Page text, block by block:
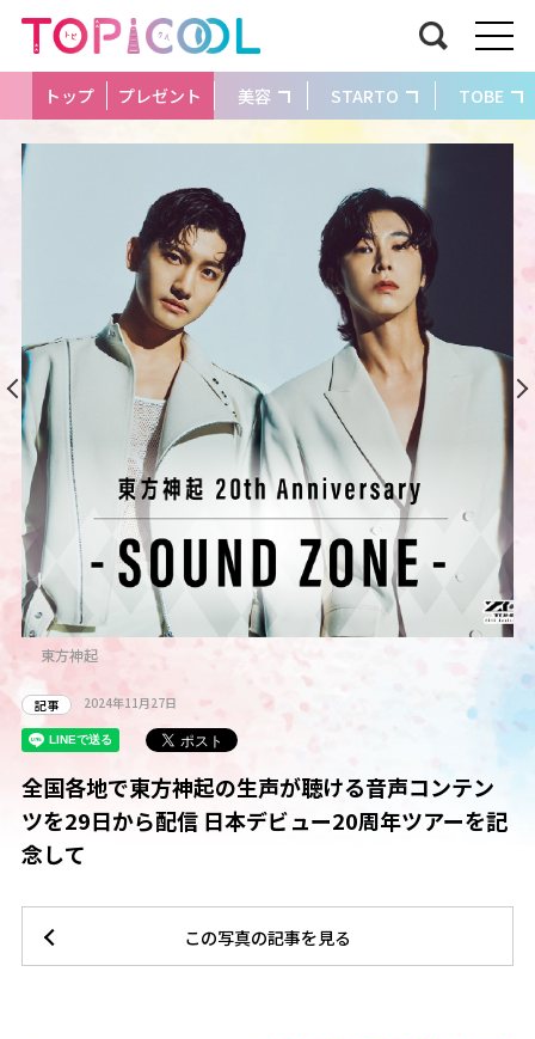
トップ プレゼント 美容 STARTO TOBE
東方神起
記事 2024年11月27日
全国各地で東方神起の生声が聴ける音声コンテン
ツを29日から配信 日本デビュー20周年ツアーを記
念して
この写真の記事を見る